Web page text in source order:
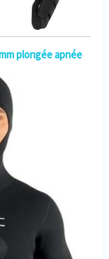
plongée apnée